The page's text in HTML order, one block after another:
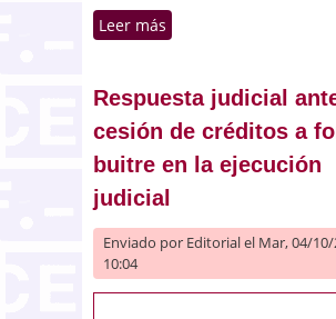
Leer más
Respuesta judicial
cesión de créditos a
buitre en la ejecución
judicial
Enviado por Editorialel Mar, 04/10/
10:04